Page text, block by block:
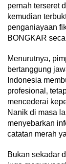
pernah terseret
kemudian
penganiayaan
BONGKAR
Menurutnya,
bertanggung
Indonesia
profesional,
mencederai
Nanik di masa
menyebarkan
catatan merah
Bukan sekadar